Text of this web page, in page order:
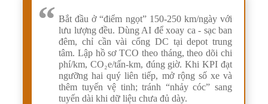
Bắt đầu ở “điểm ngọt” 150-250 km/ngày với
lưu lượng đều. Dùng AI để xoay ca - sạc ban
đêm, chỉ cần vài cổng DC tại depot trung
tâm. Lập hồ sơ TCO theo tháng, theo dõi chi
phí/km, CO₂e/tấn-km, đúng giờ. Khi KPI đạt
ngưỡng hai quý liên tiếp, mở rộng số xe và
thêm tuyến vệ tinh; tránh “nhảy cóc” sang
tuyến dài khi dữ liệu chưa đủ dày.